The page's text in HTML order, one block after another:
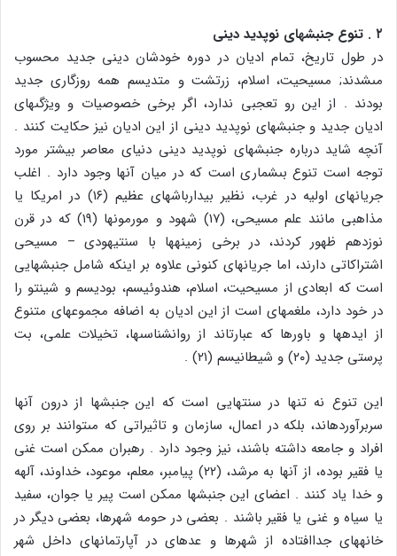
۲ . تنوع جنبش‏هاى نوپدید دینى
در طول تاریخ، تمام ادیان در دوره خودشان دینى جدید محسوب
مى‏شدند; مسیحیت، اسلام، زرتشت و متدیسم همه روزگارى جدید
بودند . از این رو تعجبى ندارد، اگر برخى خصوصیات و ویژگى‏هاى
ادیان جدید و جنبش‏هاى نوپدید دینى از این ادیان نیز حکایت کنند .
آنچه شاید درباره جنبش‏هاى نوپدید دینى دنیاى معاصر بیشتر مورد
توجه است تنوع بى‏شمارى است که در میان آن‏ها وجود دارد . اغلب
جریان‏هاى اولیه در غرب، نظیر بیدارباش‏هاى عظیم (۱۶) در امریکا یا
مذاهبى مانند علم مسیحى، (۱۷) شهود و مورمون‏ها (۱۹) که در قرن
نوزدهم ظهور کردند، در برخى زمینه‏ها با سنت‏یهودى – مسیحى
اشتراکاتى دارند، اما جریان‏هاى کنونى علاوه بر این‏که شامل جنبش‏هایى
است که ابعادى از مسیحیت، اسلام، هندوئیسم، بودیسم و شینتو را
در خود دارد، ملغمه‏اى است از این ادیان به اضافه مجموعه‏اى متنوع
از ایده‏ها و باورها که عبارت‏اند از روان‏شناسى‏ها، تخیلات علمى، بت
پرستى جدید (۲۰) و شیطانیسم (۲۱) .
این تنوع نه تنها در سنت‏هایى است که این جنبش‏ها از درون آن‏ها
سربرآورده‏اند، بلکه در اعمال، سازمان و تاثیراتى که مى‏توانند بر روى
افراد و جامعه داشته باشند، نیز وجود دارد . رهبران ممکن است غنى
یا فقیر بوده، از آن‏ها به مرشد، (۲۲) پیامبر، معلم، موعود، خداوند، آلهه
و خدا یاد کنند . اعضاى این جنبش‏ها ممکن است پیر یا جوان، سفید
یا سیاه و غنى یا فقیر باشند . بعضى در حومه شهرها، بعضى دیگر در
خانه‏هاى جداافتاده از شهرها و عده‏اى در آپارتمان‏هاى داخل شهر